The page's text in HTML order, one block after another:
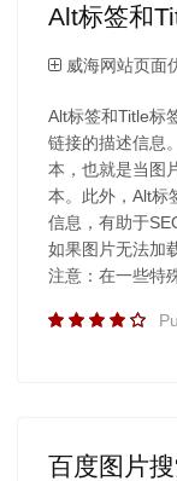
Alt标签和
威海网站页面
Alt标签和Title标
链接的描述信息
本，也就是当图
本。此外，Alt标
信息，有助于
如果图片无法加
注意：在一些特
百度图片